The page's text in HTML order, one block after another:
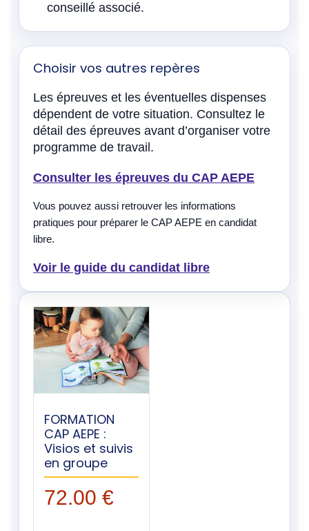
conseillé associé.
Choisir vos autres repères
Les épreuves et les éventuelles dispenses
dépendent de votre situation. Consultez le
détail des épreuves avant d’organiser votre
programme de travail.
Consulter les épreuves du CAP AEPE
Vous pouvez aussi retrouver les informations
pratiques pour préparer le CAP AEPE en candidat
libre.
Voir le guide du candidat libre
FORMATION
CAP AEPE :
Visios et suivis
en groupe
72.00 €